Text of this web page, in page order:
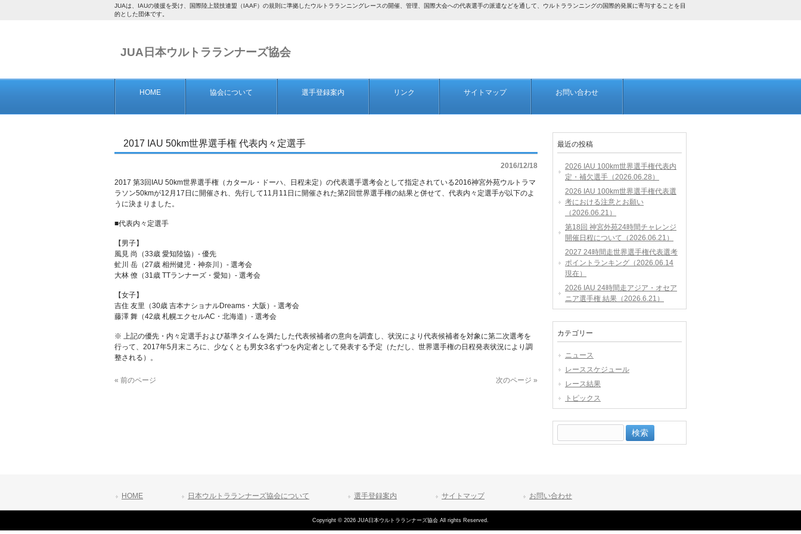
JUAは、IAUの後援を受け、国際陸上競技連盟（IAAF）の規則に準拠したウルトラランニングレースの開催、管理、国際大会への代表選手の派遣などを通して、ウルトラランニングの国際的発展に寄与することを目
的とした団体です。
JUA日本ウルトラランナーズ協会
HOME 協会について 選手登録案内 リンク サイトマップ お問い合わせ
2017 IAU 50km世界選手権 代表内々定選手
2016/12/18
2017 第3回IAU 50km世界選手権（カタール・ドーハ、日程未定）の代表選手選考会として指定されている2016神宮外苑ウルトラマ
ラソン50kmが12月17日に開催され、先行して11月11日に開催された第2回世界選手権の結果と併せて、代表内々定選手が以下のよ
うに決まりました。
■代表内々定選手
【男子】
風見 尚（33歳 愛知陸協）- 優先
虻川 岳（27歳 相州健児・神奈川）- 選考会
大林 僚（31歳 TTランナーズ・愛知）- 選考会
【女子】
吉住 友里（30歳 吉本ナショナルDreams・大阪）- 選考会
藤澤 舞（42歳 札幌エクセルAC・北海道）- 選考会
※ 上記の優先・内々定選手および基準タイムを満たした代表候補者の意向を調査し、状況により代表候補者を対象に第二次選考を
行って、2017年5月末ころに、少なくとも男女3名ずつを内定者として発表する予定（ただし、世界選手権の日程発表状況により調
整される）。
« 前のページ 次のページ »
最近の投稿
2026 IAU 100km世界選手権代表内
定・補欠選手（2026.06.28）
2026 IAU 100km世界選手権代表選
考における注意とお願い
（2026.06.21）
第18回 神宮外苑24時間チャレンジ
開催日程について（2026.06.21）
2027 24時間走世界選手権代表選考
ポイントランキング（2026.06.14
現在）
2026 IAU 24時間走アジア・オセア
ニア選手権 結果（2026.6.21）
カテゴリー
ニュース
レーススケジュール
レース結果
トピックス
索:
HOME 日本ウルトラランナーズ協会について 選手登録案内 サイトマップ お問い合わせ
Copyright © 2026 JUA日本ウルトラランナーズ協会 All rights Reserved.